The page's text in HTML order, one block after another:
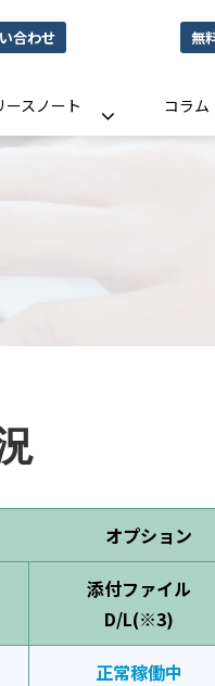
合わせ 無
ースノート コラム
オプション
添付ファイル
D/L(※3)
正常稼働中